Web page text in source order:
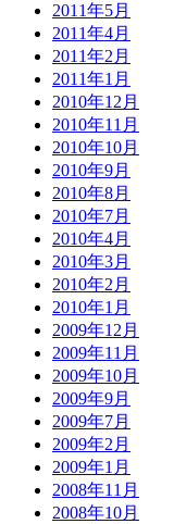
2011年5月
2011年4月
2011年2月
2011年1月
2010年12月
2010年11月
2010年10月
2010年9月
2010年8月
2010年7月
2010年4月
2010年3月
2010年2月
2010年1月
2009年12月
2009年11月
2009年10月
2009年9月
2009年7月
2009年2月
2009年1月
2008年11月
2008年10月